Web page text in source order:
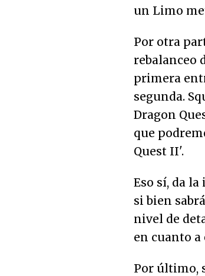
un Limo
Por otra
rebalanceo
primera
segunda.
Dragon
que
Quest II'.
Eso sí, da
si bien
nivel de
en cuanto a
Por último,